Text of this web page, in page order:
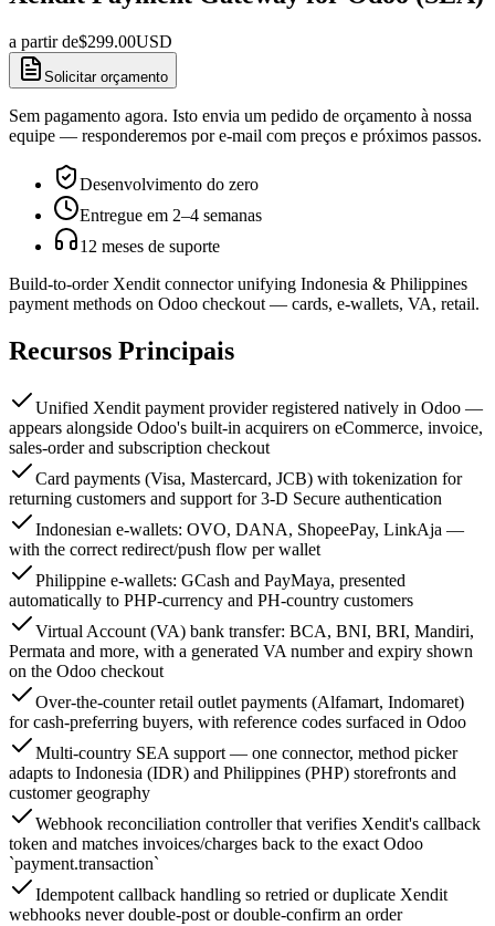
a partir de$299.00USD
Solicitar orçamento
Sem pagamento agora. Isto envia um pedido de orçamento à nossa
equipe — responderemos por e-mail com preços e próximos passos.
Desenvolvimento do zero
Entregue em 2–4 semanas
12 meses de suporte
Build-to-order Xendit connector unifying Indonesia & Philippines
payment methods on Odoo checkout — cards, e-wallets, VA, retail.
Recursos Principais
Unified Xendit payment provider registered natively in Odoo —
appears alongside Odoo's built-in acquirers on eCommerce, invoice,
sales-order and subscription checkout
Card payments (Visa, Mastercard, JCB) with tokenization for
returning customers and support for 3-D Secure authentication
Indonesian e-wallets: OVO, DANA, ShopeePay, LinkAja —
with the correct redirect/push flow per wallet
Philippine e-wallets: GCash and PayMaya, presented
automatically to PHP-currency and PH-country customers
Virtual Account (VA) bank transfer: BCA, BNI, BRI, Mandiri,
Permata and more, with a generated VA number and expiry shown
on the Odoo checkout
Over-the-counter retail outlet payments (Alfamart, Indomaret)
for cash-preferring buyers, with reference codes surfaced in Odoo
Multi-country SEA support — one connector, method picker
adapts to Indonesia (IDR) and Philippines (PHP) storefronts and
customer geography
Webhook reconciliation controller that verifies Xendit's callback
token and matches invoices/charges back to the exact Odoo
`payment.transaction`
Idempotent callback handling so retried or duplicate Xendit
webhooks never double-post or double-confirm an order